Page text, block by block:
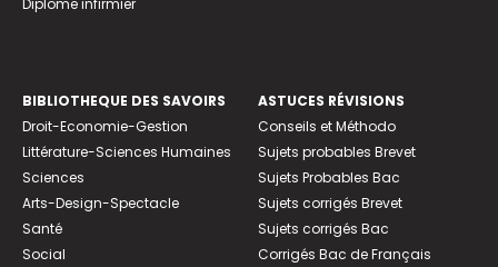
Diplome infirmier
BIBLIOTHEQUE DES SAVOIRS
Droit-Economie-Gestion
Littérature-Sciences Humaines
Sciences
Arts-Design-Spectacle
Santé
Social
ASTUCES RÉVISIONS
Conseils et Méthodo
Sujets probables Brevet
Sujets Probables Bac
Sujets corrigés Brevet
Sujets corrigés Bac
Corrigés Bac de Français